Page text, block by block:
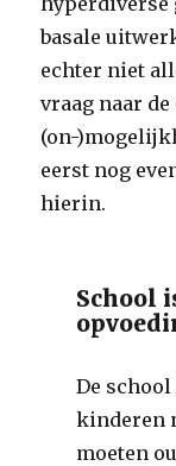
basale
echter niet
vraag naar
(on-
eerst nog
hierin.
School
De
kinderen
moeten